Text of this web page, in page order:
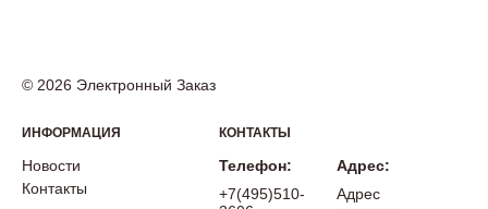
© 2026 Электронный Заказ
ИНФОРМАЦИЯ
Новости
Контакты
КОНТАКТЫ
Телефон:
+7(495)510-
Адрес:
Адрес